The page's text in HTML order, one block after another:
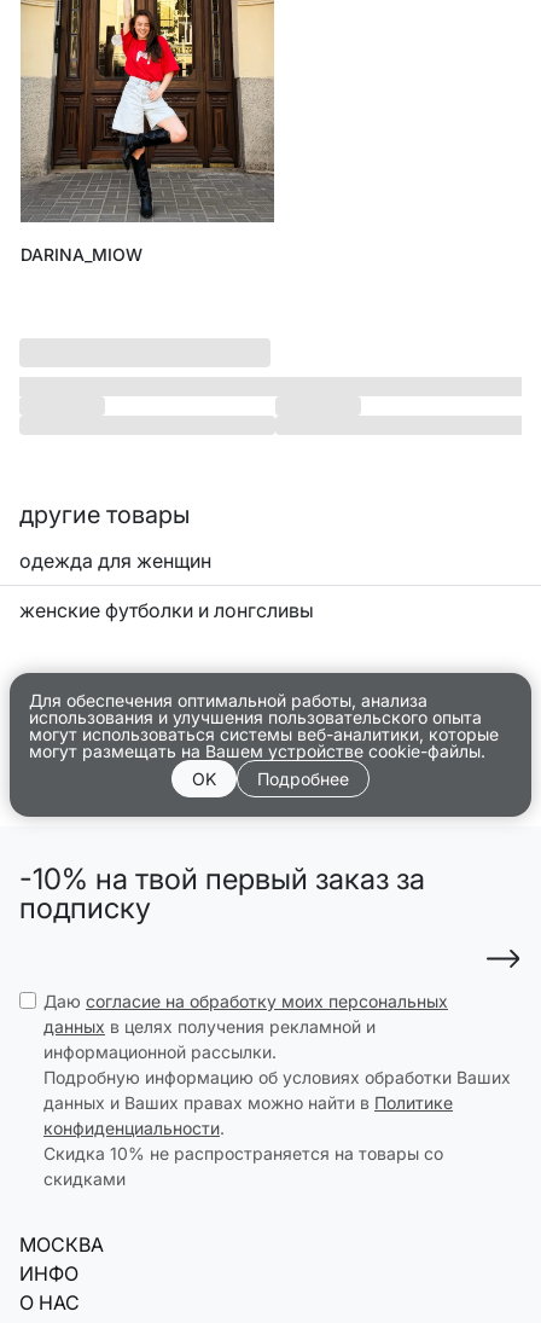
DARINA_MIOW
другие товары
одежда для женщин
женские футболки и лонгсливы
Для обеспечения оптимальной работы, анализа
использования и улучшения пользовательского опыта
могут использоваться системы веб-аналитики, которые
могут размещать на Вашем устройстве cookie-файлы.
OK
Подробнее
-10% на твой первый заказ за
подписку
Даю согласие на обработку моих персональных
данных в целях получения рекламной и
информационной рассылки.
Подробную информацию об условиях обработки Ваших
данных и Ваших правах можно найти в Политике
конфиденциальности.
Скидка 10% не распространяется на товары со
скидками
МОСКВА
ИНФО
О НАС